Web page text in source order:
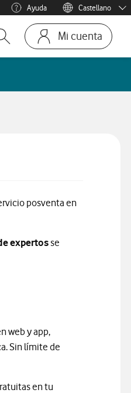
Ayuda
Menu idioma
Castellano
Català
Abrir buscador. Abre en
Mi cuenta
Ir a la pagina
cada zona de roaming
posventa en
expertos se
web y app,
Sin límite de
en tu